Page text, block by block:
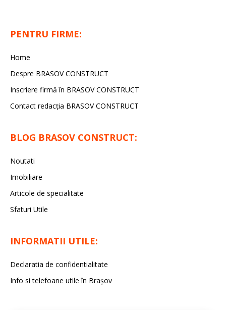
PENTRU FIRME:
Home
Despre BRASOV CONSTRUCT
Inscriere firmă în BRASOV CONSTRUCT
Contact redacţia BRASOV CONSTRUCT
BLOG BRASOV CONSTRUCT:
Noutati
Imobiliare
Articole de specialitate
Sfaturi Utile
INFORMATII UTILE:
Declaratia de confidentialitate
Info si telefoane utile în Braşov